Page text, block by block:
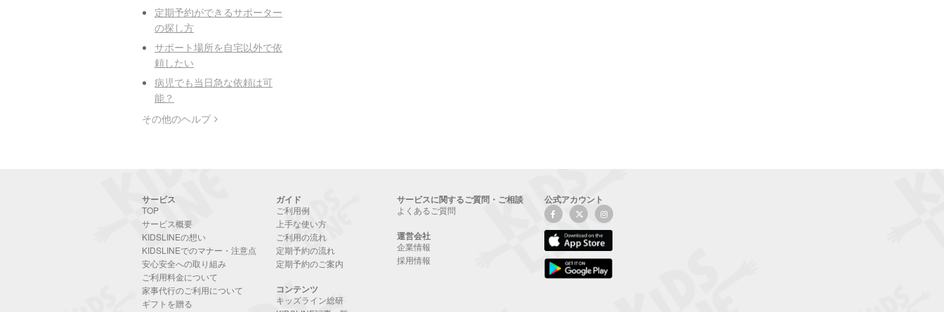
定期予約ができるサポーター
の探し方
サポート場所を自宅以外で依
頼したい
病児でも当日急な依頼は可
能？
その他のヘルプ
サービス
TOP
サービス概要
KIDSLINEの想い
KIDSLINEでのマナー・注意点
安心安全への取り組み
ご利用料金について
家事代行のご利用について
ギフトを贈る
ガイド
ご利用例
上手な使い方
ご利用の流れ
定期予約の流れ
定期予約のご案内
コンテンツ
キッズライン総研
サービスに関するご質問・ご相談
よくあるご質問
運営会社
企業情報
採用情報
公式アカウント